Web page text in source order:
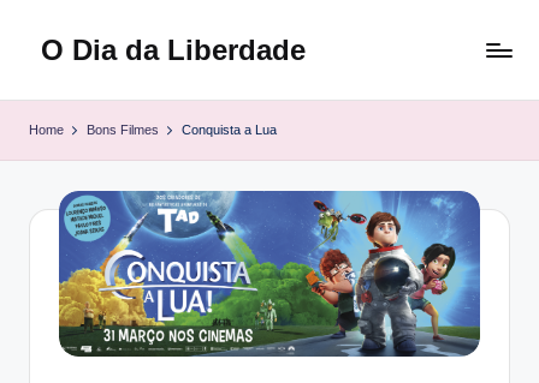
O Dia da Liberdade
Home Bons Filmes Conquista a Lua